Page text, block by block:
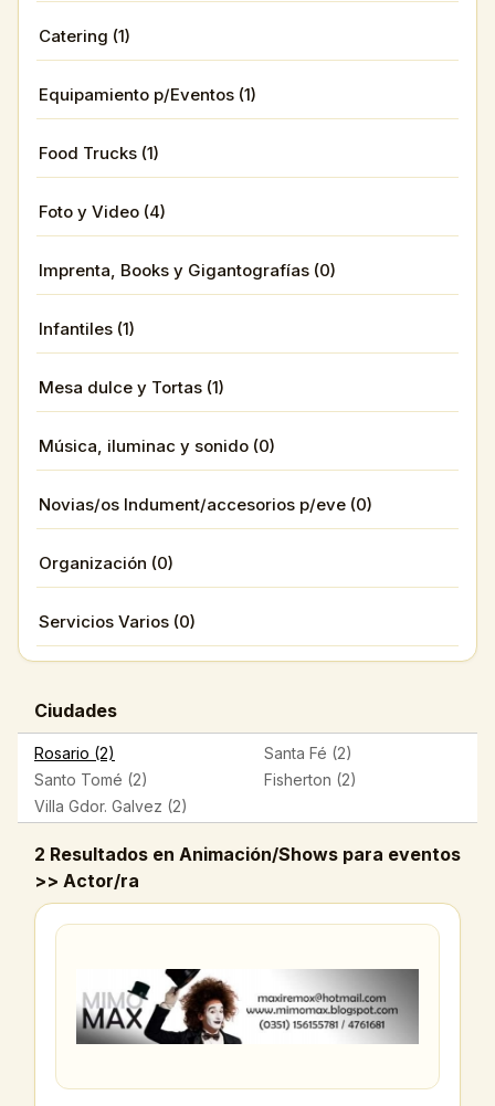
Catering (1)
Equipamiento p/Eventos (1)
Food Trucks (1)
Foto y Video (4)
Imprenta, Books y Gigantografías (0)
Infantiles (1)
Mesa dulce y Tortas (1)
Música, iluminac y sonido (0)
Novias/os Indument/accesorios p/eve (0)
Organización (0)
Servicios Varios (0)
Ciudades
Rosario (2)
Santa Fé (2)
Santo Tomé (2)
Fisherton (2)
Villa Gdor. Galvez (2)
2 Resultados en Animación/Shows para eventos
>> Actor/ra